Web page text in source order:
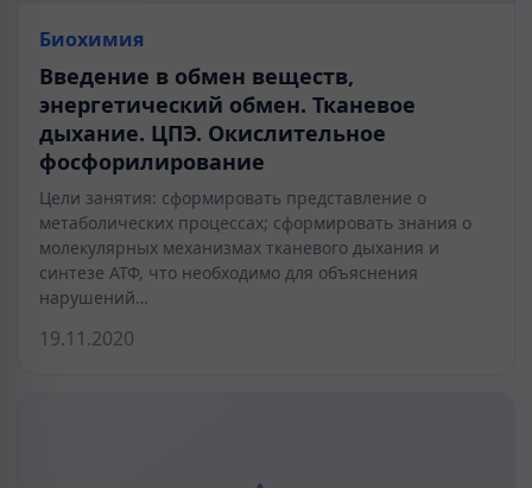
Биохимия
Введение в обмен веществ,
энергетический обмен. Тканевое
дыхание. ЦПЭ. Окислительное
фосфорилирование
Цели занятия: сформировать представление о
метаболических процессах; сформировать знания о
молекулярных механизмах тканевого дыхания и
синтезе АТФ, что необходимо для объяснения
нарушений…
19.11.2020